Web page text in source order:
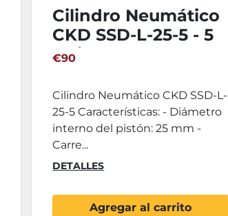
Cilindro Neumático
CKD SSD-L-25-5 - 5
Unidades
€90
Cilindro Neumático CKD SSD-L-
25-5 Características: - Diámetro
interno del pistón: 25 mm -
Carre...
DETALLES
Agregar al carrito